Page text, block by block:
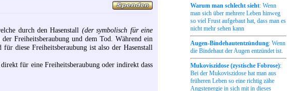
durch den Hasenstall (der symbolisch für eine
Freiheitsberaubung und dem Tod. Während ein
diese Freiheitsberaubung ist also der Hasenstall
für eine Freiheitsberaubung oder indirekt dass
Warum man schlecht sieht: Wenn
man sich über mehrere Leben hinweg
so viel Frust aufgebaut hat, dass man es
nicht mehr sehen kann
Augen-Bindehautentzündung: Wenn
die Bindehaut der Augen entzündet ist.
Mukoviszidose (zystische Fobrose):
Bei der Mukoviszidose hat man aus
früheren Leben so eine richtig zähe
Angstenergie in sich mit in dieses